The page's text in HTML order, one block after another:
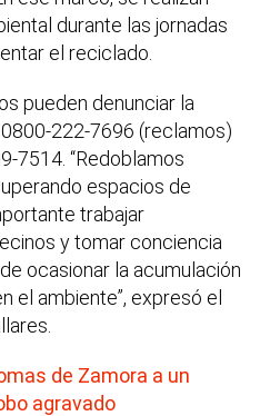
durante las jornadas
el reciclado.
pueden denunciar la
222-7696 (reclamos)
7514. “Redoblamos
espacios de
trabajar
y tomar conciencia
ocasionar la acumulación
el ambiente”, expresó el
de Zamora a un
agravado